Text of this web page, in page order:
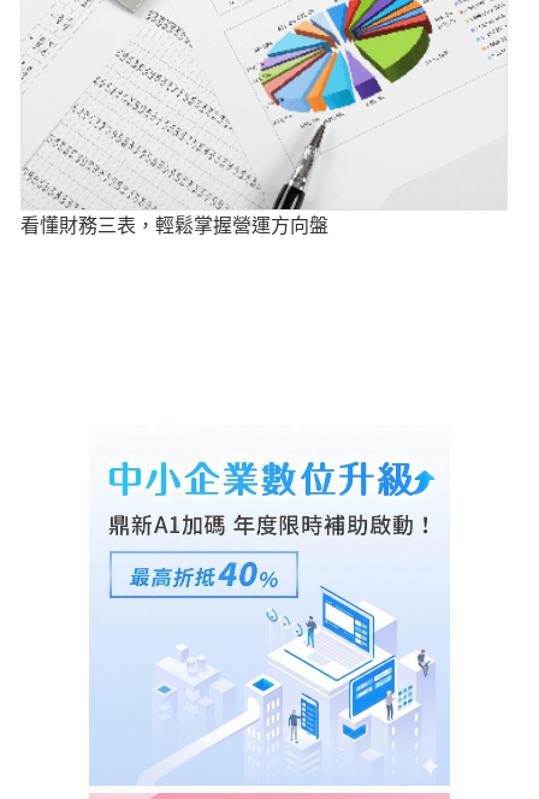
看懂財務三表，輕鬆掌握營運方向盤